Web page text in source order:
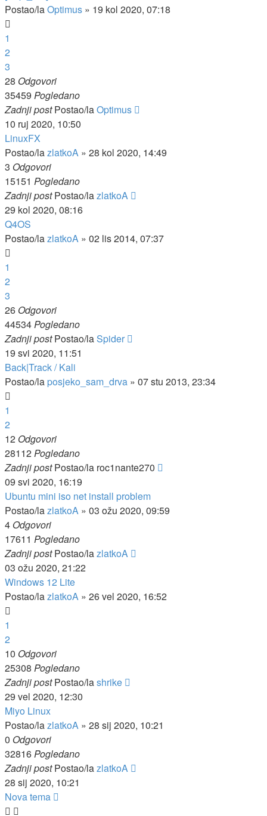
Postao/laOptimus » 19 kol 2020, 07:18
1
2
3
28 Odgovori
35459 Pogledano
Zadnji postPostao/laOptimus
10 ruj 2020, 10:50
LinuxFX
Postao/lazlatkoA » 28 kol 2020, 14:49
3 Odgovori
15151 Pogledano
Zadnji postPostao/lazlatkoA
29 kol 2020, 08:16
Q4OS
Postao/lazlatkoA » 02 lis 2014, 07:37
1
2
3
26 Odgovori
44534Pogledano
Zadnji postPostao/laSpider
19 svi 2020, 11:51
Back|Track / Kali
Postao/la posjeko_sam_drva » 07 stu 2013, 23:34
1
2
12 Odgovori
28112Pogledano
Zadnji postPostao/la roc1nante270
09 svi 2020, 16:19
Ubuntu mini iso net install problem
Postao/lazlatkoA » 03 ožu 2020, 09:59
4 Odgovori
17611 Pogledano
Zadnji postPostao/lazlatkoA
03 ožu 2020, 21:22
Windows 12 Lite
Postao/lazlatkoA » 26 vel 2020, 16:52
1
2
10 Odgovori
25308 Pogledano
Zadnji postPostao/lashrike
29 vel 2020, 12:30
Miyo Linux
Postao/lazlatkoA » 28 sij 2020, 10:21
0 Odgovori
32816Pogledano
Zadnji postPostao/lazlatkoA
28 sij 2020, 10:21
Nova tema